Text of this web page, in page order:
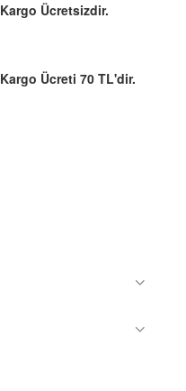
Kargo Ücretsizdir.
Kargo Ücreti 70 TL'dir.